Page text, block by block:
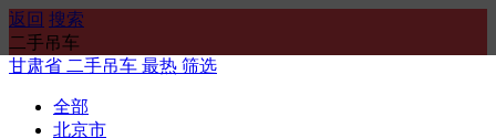
返回 搜索
二手吊车
甘肃省 二手吊车 最热 筛选
全部
北京市